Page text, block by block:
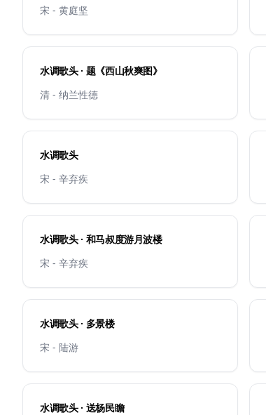
宋 - 黄庭坚
水调歌头 · 题《西山秋爽图》
清 - 纳兰性德
水调歌头
宋 - 辛弃疾
水调歌头 · 和马叔度游月波楼
宋 - 辛弃疾
水调歌头 · 多景楼
宋 - 陆游
水调歌头 · 送杨民瞻